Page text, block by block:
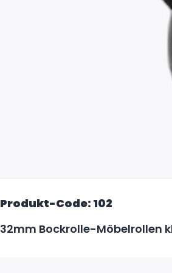
Produkt-Code: 102
32mm Bockrolle-Möbelrollen